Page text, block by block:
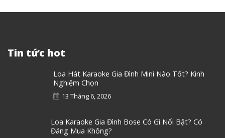
Tin tức hot
Loa Hát Karaoke Gia Đình Mini Nào Tốt? Kinh
Nghiệm Chọn
13 Tháng 6, 2026
Loa Karaoke Gia Đình Bose Có Gì Nổi Bật? Có
Đáng Mua Không?